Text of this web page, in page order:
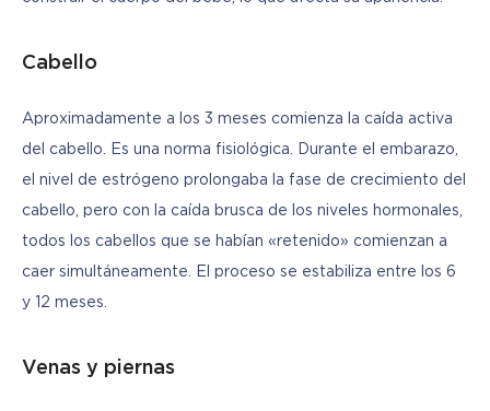
Cabello
Aproximadamente a los 3 meses comienza la caída activa
del cabello. Es una norma fisiológica. Durante el embarazo,
el nivel de estrógeno prolongaba la fase de crecimiento del
cabello, pero con la caída brusca de los niveles hormonales,
todos los cabellos que se habían «retenido» comienzan a
caer simultáneamente. El proceso se estabiliza entre los 6
y 12 meses.
Venas y piernas